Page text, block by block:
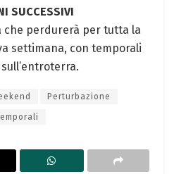
SUCCESSIVI
perdurerà per tutta la
settimana, con temporali
Perturbazione